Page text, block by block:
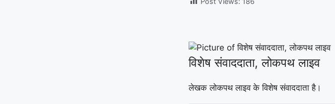
विशेष संवाददाता, लोकपथ लाइव
लेखक लोकपथ लाइव के विशेष संवाददाता है।